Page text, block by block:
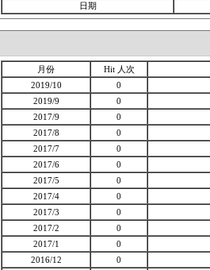
日期
月份 Hit 人次
2019/10
0
2019/9
0
2017/9
0
2017/8
0
2017/7
0
2017/6
0
2017/5
0
2017/4
0
2017/3
0
2017/2
0
2017/1
0
2016/12
0